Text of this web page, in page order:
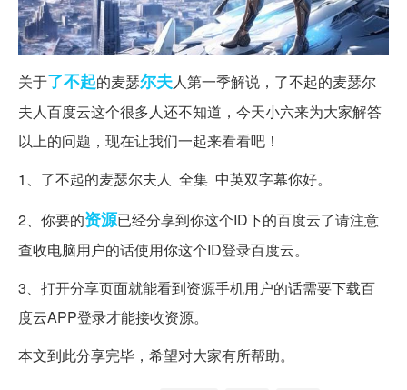
关于了不起的麦瑟尔夫人第一季解说，了不起的麦瑟尔
夫人百度云这个很多人还不知道，今天小六来为大家解答
以上的问题，现在让我们一起来看看吧！
1、了不起的麦瑟尔夫人 全集 中英双字幕你好。
2、你要的资源已经分享到你这个ID下的百度云了请注意
查收电脑用户的话使用你这个ID登录百度云。
3、打开分享页面就能看到资源手机用户的话需要下载百
度云APP登录才能接收资源。
本文到此分享完毕，希望对大家有所帮助。